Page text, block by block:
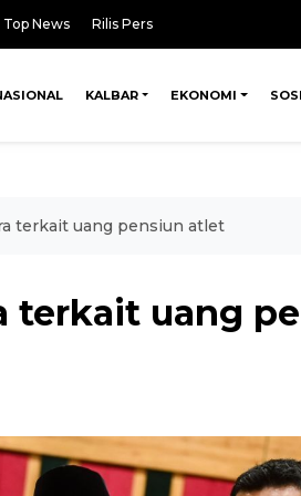
Top News Rilis Pers
KALBAR EKONOMI
terkait uang pensiun atlet
terkait uang